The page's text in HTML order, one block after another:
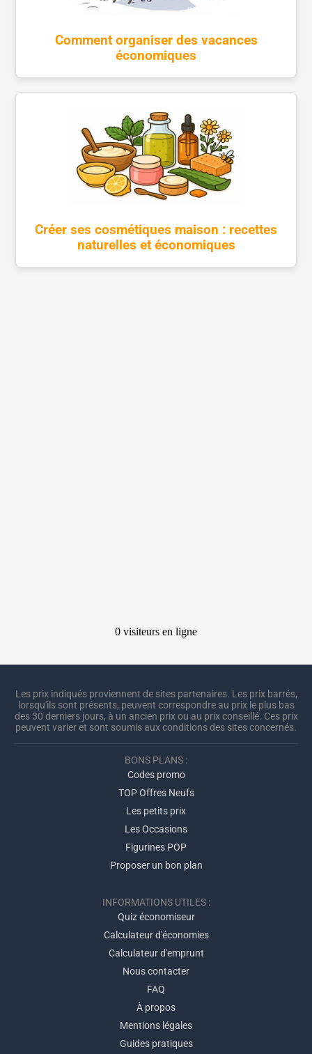
Comment organiser des vacances
économiques
Créer ses cosmétiques maison : recettes
naturelles et économiques
Les prix indiqués proviennent de sites partenaires. Les prix barrés,
lorsqu'ils sont présents, peuvent correspondre au prix le plus bas
des 30 derniers jours, à un ancien prix ou au prix conseillé. Ces prix
peuvent varier et sont soumis aux conditions des sites concernés.
BONS PLANS :
Codes promo
TOP Offres Neufs
Les petits prix
Les Occasions
Figurines POP
Proposer un bon plan
INFORMATIONS UTILES :
Quiz économiseur
Calculateur d'économies
Calculateur d'emprunt
Nous contacter
FAQ
À propos
Mentions légales
Guides pratiques